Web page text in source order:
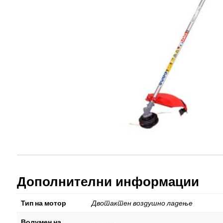
Дополнителни информации
Тип на мотор Двотактен воздушно ладење